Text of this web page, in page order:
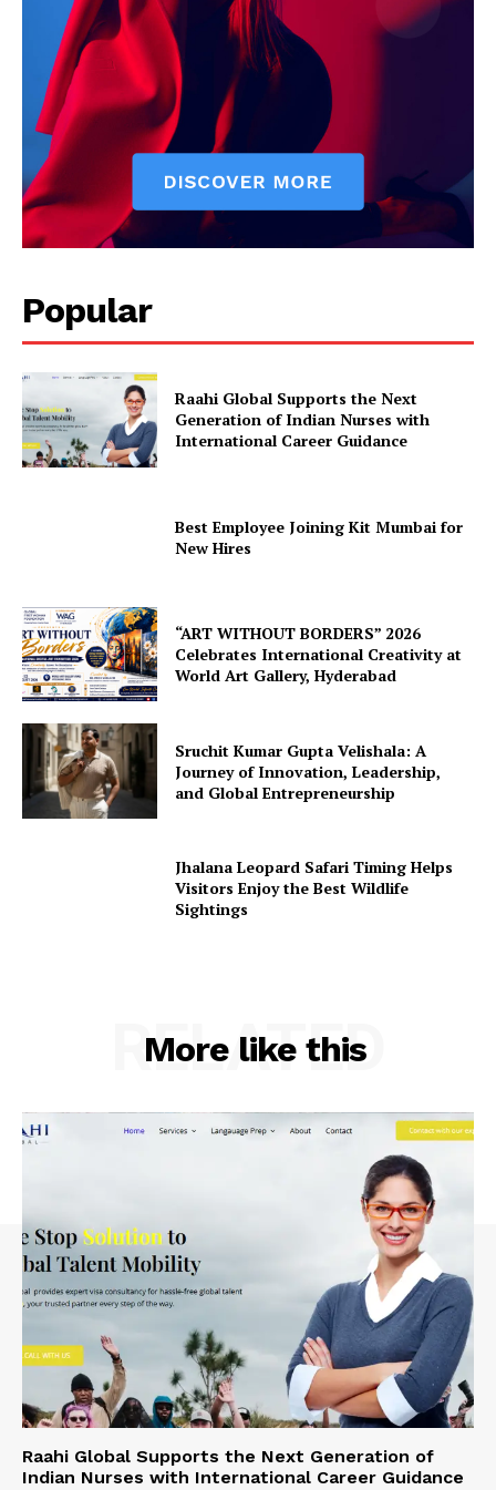
Popular
Raahi Global Supports the Next
Generation of Indian Nurses with
International Career Guidance
Best Employee Joining Kit Mumbai for
New Hires
“ART WITHOUT BORDERS” 2026
Celebrates International Creativity at
World Art Gallery, Hyderabad
Sruchit Kumar Gupta Velishala: A
Journey of Innovation, Leadership,
and Global Entrepreneurship
Jhalana Leopard Safari Timing Helps
Visitors Enjoy the Best Wildlife
Sightings
More like this
RELATED
Raahi Global Supports the Next Generation of
Indian Nurses with International Career Guidance